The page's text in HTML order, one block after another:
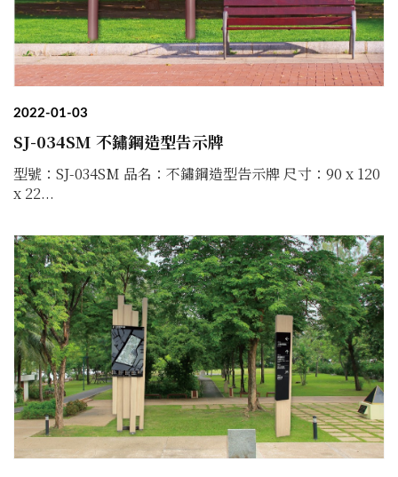
2022-01-03
SJ-034SM 不鏽鋼造型告示牌
型號：SJ-034SM 品名：不鏽鋼造型告示牌 尺寸：90 x 120
x 22...